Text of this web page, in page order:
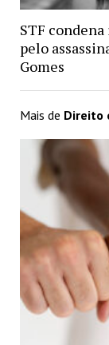
STF
pelo
Gomes
Mais de Direito